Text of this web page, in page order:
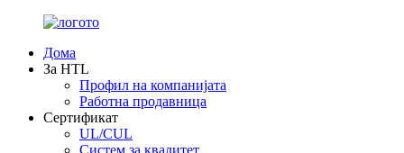
Дома
За HTL
Профил на компанијата
Работна продавница
Сертификат
UL/CUL
Систем за квалитет